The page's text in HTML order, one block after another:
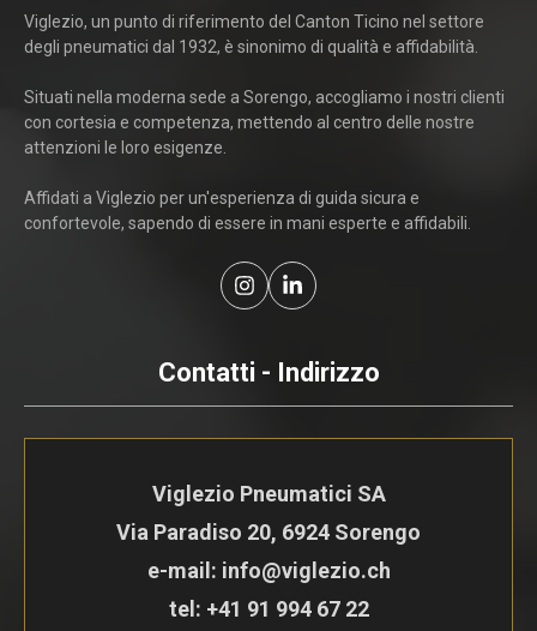
Viglezio, un punto di riferimento del Canton Ticino nel settore
degli pneumatici dal 1932, è sinonimo di qualità e affidabilità.
Situati nella moderna sede a Sorengo, accogliamo i nostri clienti
con cortesia e competenza, mettendo al centro delle nostre
attenzioni le loro esigenze.
Affidati a Viglezio per un'esperienza di guida sicura e
confortevole, sapendo di essere in mani esperte e affidabili.
Contatti - Indirizzo
Viglezio Pneumatici SA
Via Paradiso 20, 6924 Sorengo
e-mail: info@viglezio.ch
tel: +41 91 994 67 22